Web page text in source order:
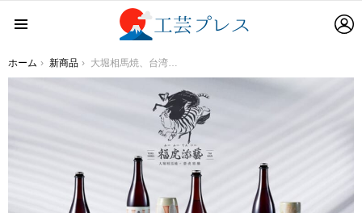
You are here:
ホーム 新商品 大堀相馬焼、台湾市場へ！福島「大堀相馬焼」と台湾「臺虎精釀(タイフーブルーイング) 」の共同開発プロジェクト「福虎添藝(フーフーテンイー) 」がビールタンブラーとコラボレーションビールをリリース